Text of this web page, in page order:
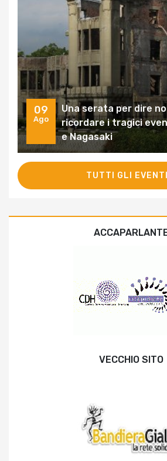
09
Ago
Una serata per dire
ricordare i tragici
e Nagasaki
TUTTI GLI EVENTI
VECCHIO SITO